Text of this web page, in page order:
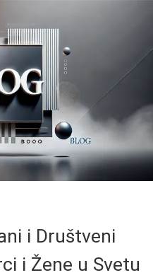
i Društveni
i Žene u Svetu